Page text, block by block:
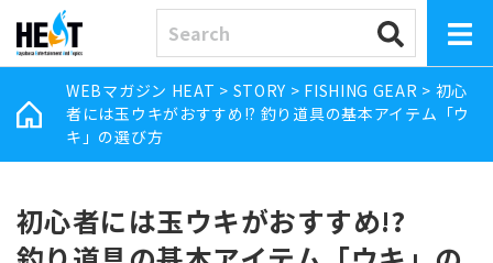
WEBマガジン HEAT > STORY > FISHING GEAR > 初心
者には玉ウキがおすすめ!? 釣り道具の基本アイテム「ウ
キ」の選び方
初心者には玉ウキがおすすめ!?